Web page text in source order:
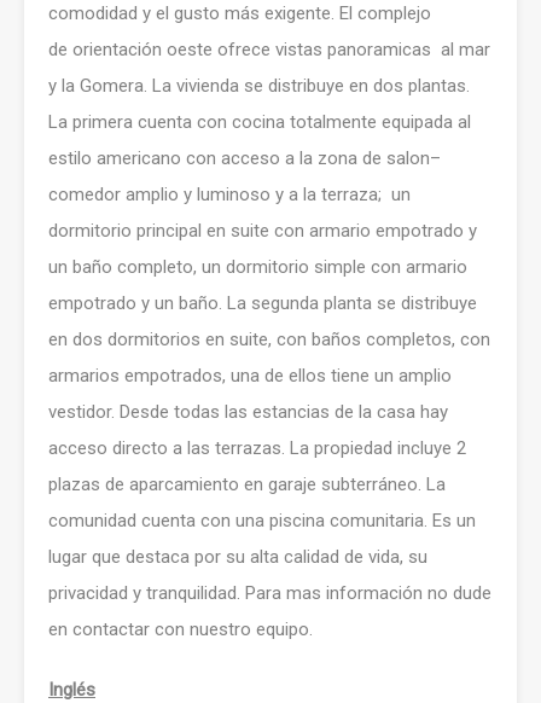
comodidad y el gusto más exigente. El complejo
de orientación oeste ofrece vistas panoramicas al mar
y la Gomera. La vivienda se distribuye en dos plantas.
La primera cuenta con cocina totalmente equipada al
estilo americano con acceso a la zona de salon–
comedor amplio y luminoso y a la terraza; un
dormitorio principal en suite con armario empotrado y
un baño completo, un dormitorio simple con armario
empotrado y un baño. La segunda planta se distribuye
en dos dormitorios en suite, con baños completos, con
armarios empotrados, una de ellos tiene un amplio
vestidor. Desde todas las estancias de la casa hay
acceso directo a las terrazas. La propiedad incluye 2
plazas de aparcamiento en garaje subterráneo. La
comunidad cuenta con una piscina comunitaria. Es un
lugar que destaca por su alta calidad de vida, su
privacidad y tranquilidad. Para mas información no dude
en contactar con nuestro equipo.
Inglés